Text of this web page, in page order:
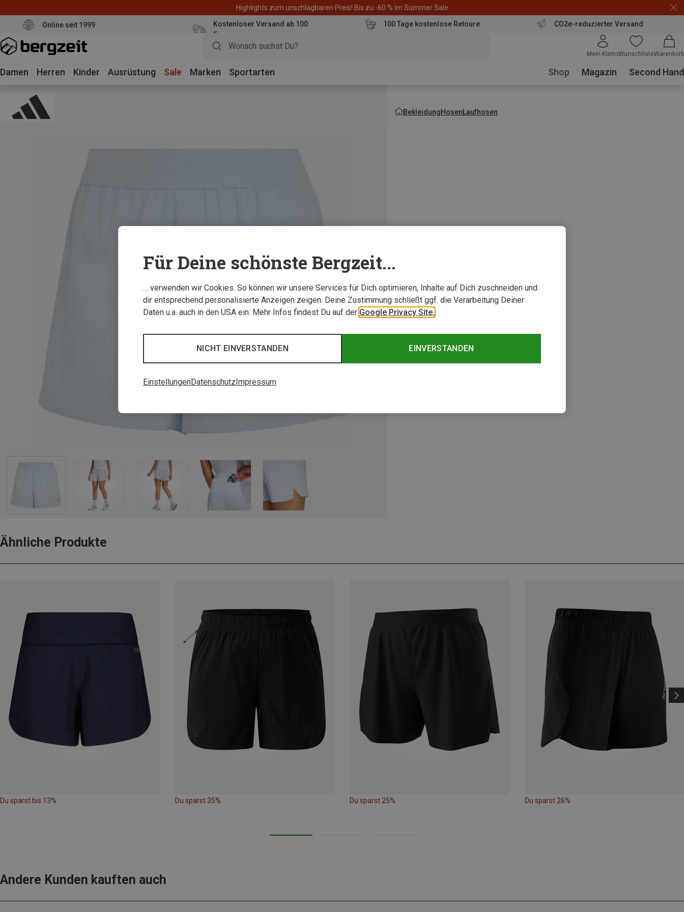
Highlights zum unschlagbaren Preis! Bis zu -60 % im Summer Sale
Online seit 1999
Kostenloser Versand ab 100
Euro
100 Tage kostenlose Retoure CO2e-reduzierter Versand
Mein KontoWunschlisteWarenkorb
Damen Herren Kinder Ausrüstung Sale Marken Sportarten Shop Magazin Second Hand
BekleidungHosenLaufhosen
Ähnliche Produkte
Du sparst bis 13% Du sparst 35% Du sparst 25% Du sparst 26%
Andere Kunden kauften auch
Für Deine schönste Bergzeit...
… verwenden wir Cookies. So können wir unsere Services für Dich optimieren, Inhalte auf Dich zuschneiden und
dir entsprechend personalisierte Anzeigen zeigen. Deine Zustimmung schließt ggf. die Verarbeitung Deiner
Daten u.a. auch in den USA ein. Mehr Infos findest Du auf der Google Privacy Site.
EINVERSTANDEN
NICHT EINVERSTANDEN
EinstellungenDatenschutzImpressum